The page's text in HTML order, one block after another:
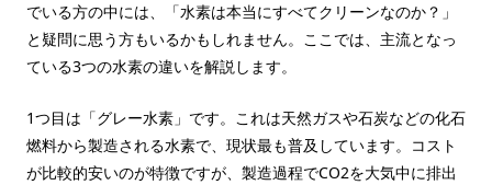
でいる方の中には、「水素は本当にすべてクリーンなのか？」
と疑問に思う方もいるかもしれません。ここでは、主流となっ
ている3つの水素の違いを解説します。
1つ目は「グレー水素」です。これは天然ガスや石炭などの化石
燃料から製造される水素で、現状最も普及しています。コスト
が比較的安いのが特徴ですが、製造過程でCO2を大気中に排出